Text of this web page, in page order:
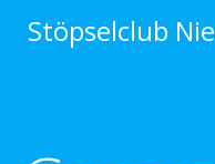
Stöpselclub